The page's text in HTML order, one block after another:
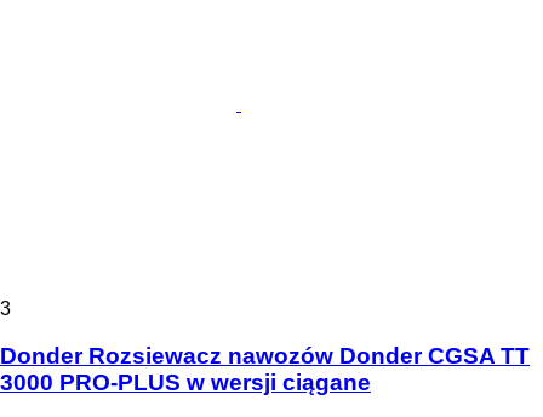
3
Donder Rozsiewacz nawozów Donder CGSA TT
3000 PRO-PLUS w wersji ciągane